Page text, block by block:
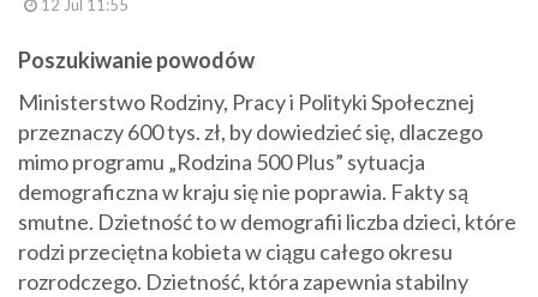
12 Jul 11:55
Poszukiwanie powodów
Ministerstwo Rodziny, Pracy i Polityki Społecznej
przeznaczy 600 tys. zł, by dowiedzieć się, dlaczego
mimo programu „Rodzina 500 Plus” sytuacja
demograficzna w kraju się nie poprawia. Fakty są
smutne. Dzietność to w demografii liczba dzieci, które
rodzi przeciętna kobieta w ciągu całego okresu
rozrodczego. Dzietność, która zapewnia stabilny